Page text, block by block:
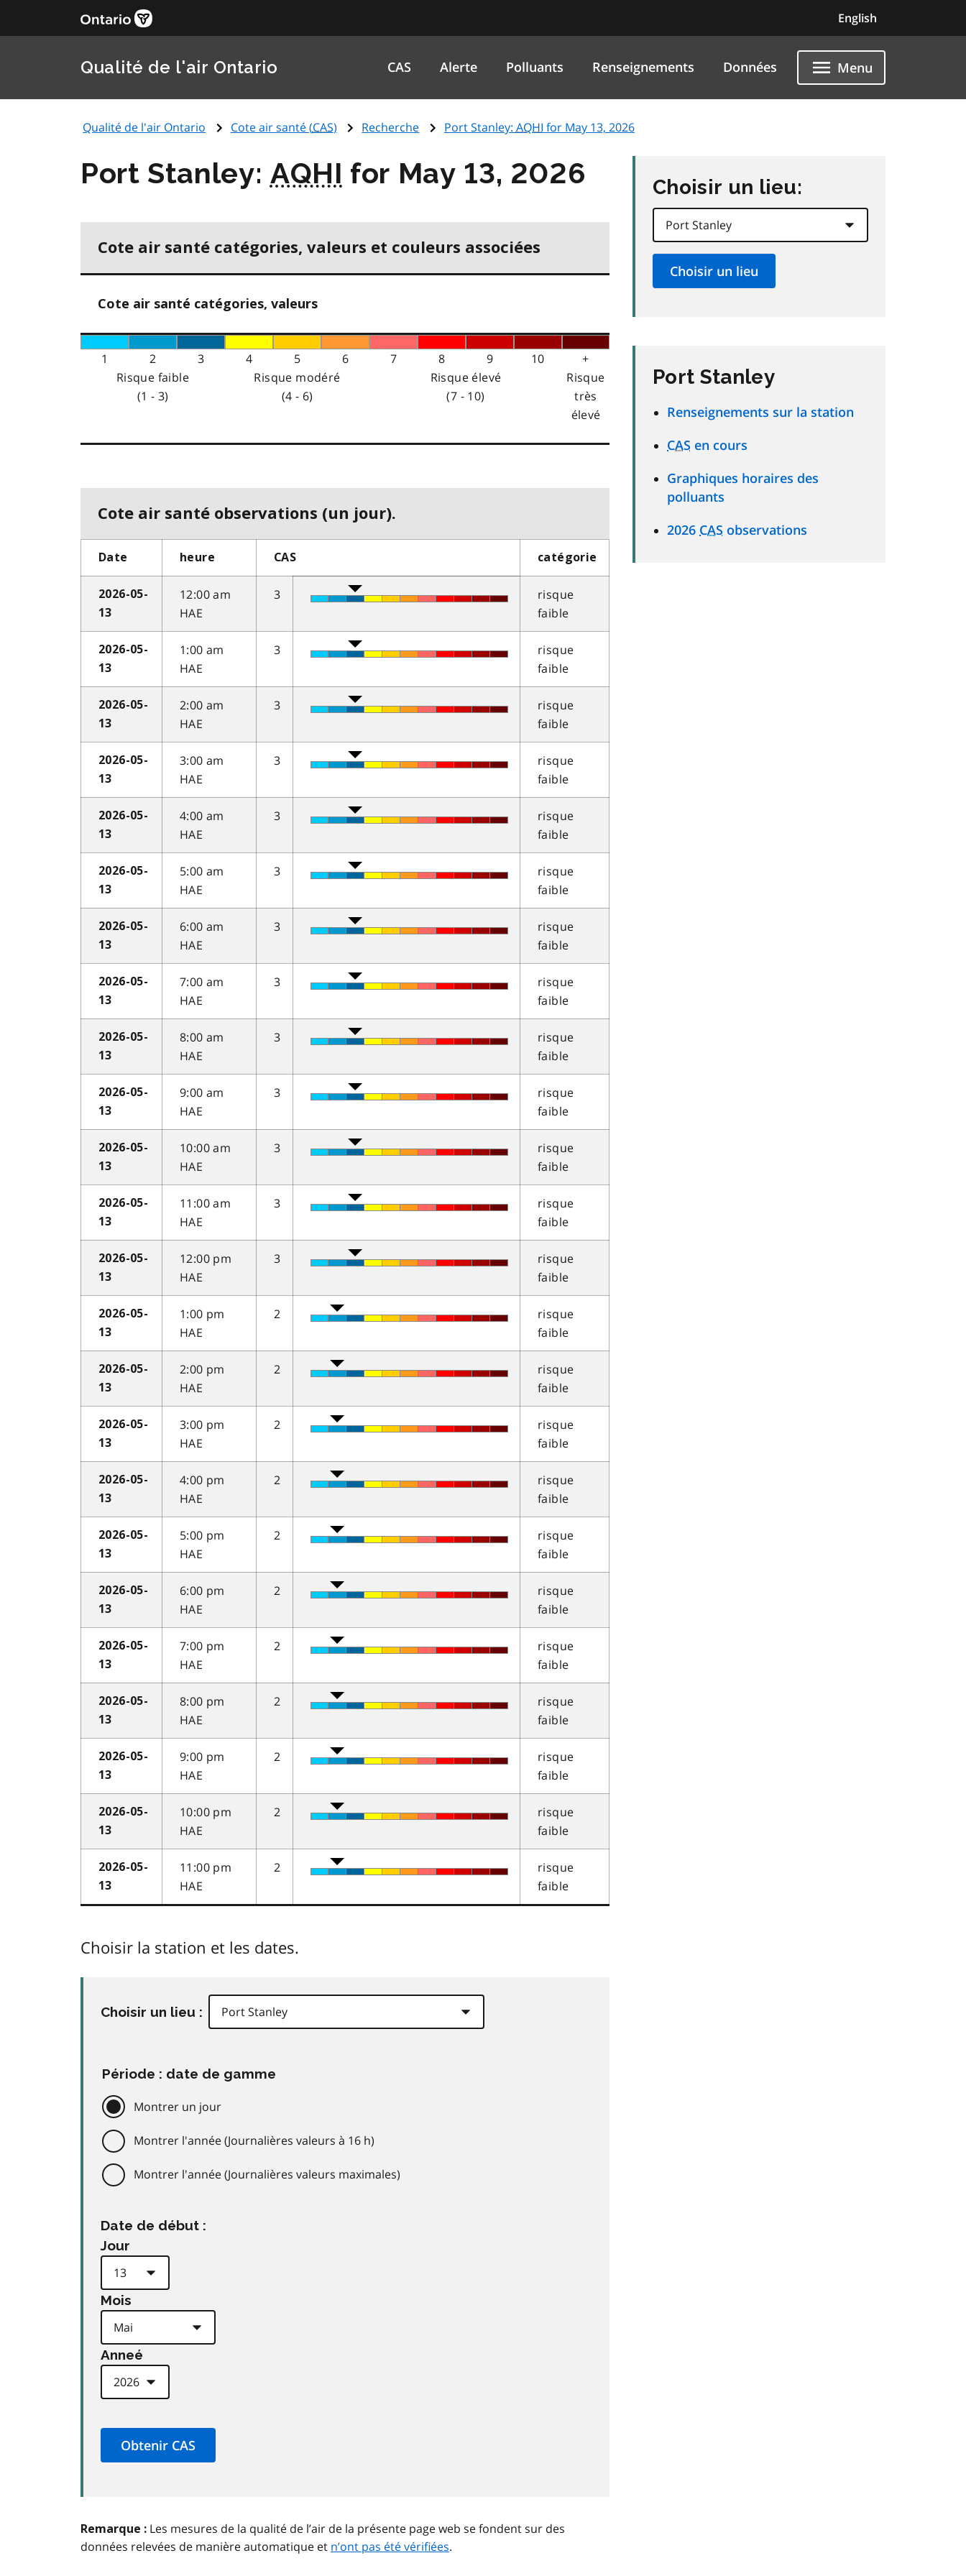
English
Qualité de l'air Ontario CAS Alerte Polluants Renseignements Données Menu
Qualité de l'air Ontario Cote air santé (CAS) Recherche Port Stanley: AQHI for May 13, 2026
Port Stanley: AQHI for May 13, 2026
Cote air santé catégories, valeurs et couleurs associées
Cote air santé catégories, valeurs
1 2 3 4 5 6 7 8 9 10
+
Risque faible
(1 - 3)
Risque modéré
(4 - 6)
Risque élevé
(7 - 10)
Risque
très
élevé
Cote air santé observations (un jour).
Date heure CAS catégorie
2026-05-
13
12:00 am
HAE
3
risque
faible
2026-05-
13
1:00 am
HAE
3
risque
faible
2026-05-
13
2:00 am
HAE
3
risque
faible
2026-05-
13
3:00 am
HAE
3
risque
faible
2026-05-
13
4:00 am
HAE
3
risque
faible
2026-05-
13
5:00 am
HAE
3
risque
faible
2026-05-
13
6:00 am
HAE
3
risque
faible
2026-05-
13
7:00 am
HAE
3
risque
faible
2026-05-
13
8:00 am
HAE
3
risque
faible
2026-05-
13
9:00 am
HAE
3
risque
faible
2026-05-
13
10:00 am
HAE
3
risque
faible
2026-05-
13
11:00 am
HAE
3
risque
faible
2026-05-
13
12:00 pm
HAE
3
risque
faible
2026-05-
13
1:00 pm
HAE
2
risque
faible
2026-05-
13
2:00 pm
HAE
2
risque
faible
2026-05-
13
3:00 pm
HAE
2
risque
faible
2026-05-
13
4:00 pm
HAE
2
risque
faible
2026-05-
13
5:00 pm
HAE
2
risque
faible
2026-05-
13
6:00 pm
HAE
2
risque
faible
2026-05-
13
7:00 pm
HAE
2
risque
faible
2026-05-
13
8:00 pm
HAE
2
risque
faible
2026-05-
13
9:00 pm
HAE
2
risque
faible
2026-05-
13
10:00 pm
HAE
2
risque
faible
2026-05-
13
11:00 pm
HAE
2
risque
faible
Choisir la station et les dates.
Choisir un lieu :
Période : date de gamme
Montrer un jour
Montrer l'année (Journalières valeurs à 16 h)
Montrer l'année (Journalières valeurs maximales)
Date de début :
Jour
Mois
Anneé
Remarque : Les mesures de la qualité de l’air de la présente page web se fondent sur des
données relevées de manière automatique et n’ont pas été vérifiées.
Choisir un lieu:
Port Stanley
Renseignements sur la station
CAS en cours
Graphiques horaires des
polluants
2026 CAS observations